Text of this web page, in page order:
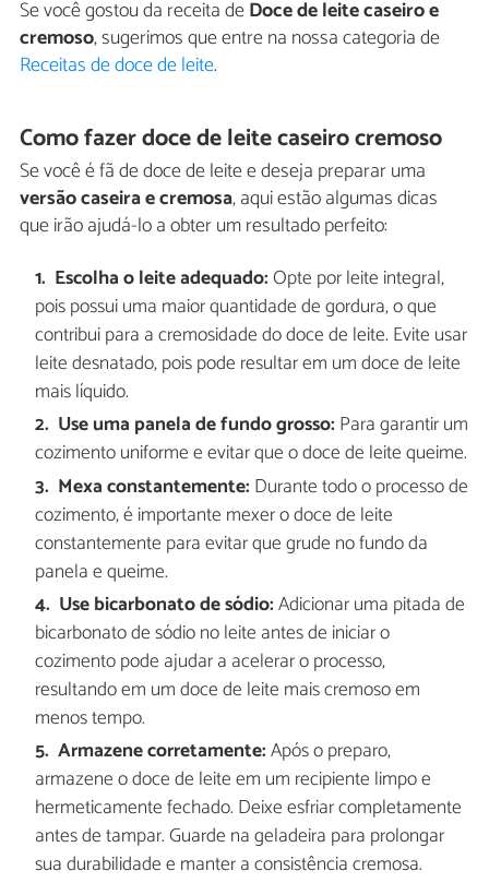
Se você gostou da receita deDoce de leite caseiro e
cremoso, sugerimos que entre na nossa categoria de
Receitas de doce de leite.
Como fazer doce de leite caseiro cremoso
Se você é fã de doce de leite e deseja preparar uma
versão caseira e cremosa, aqui estão algumas dicas
que irão ajudá-lo a obter um resultado perfeito:
Escolha o leite adequado:Opte por leite integral,
pois possui uma maior quantidade de gordura, o que
contribui para a cremosidade do doce de leite. Evite usar
leite desnatado, pois pode resultar em um doce de leite
mais líquido.
Use uma panela de fundo grosso: Para garantir um
cozimento uniforme e evitar que o doce de leite queime.
Mexa constantemente: Durante todo o processo de
cozimento, é importante mexer o doce de leite
constantemente para evitar que grude no fundo da
panela e queime.
Use bicarbonato de sódio:Adicionar uma pitada de
bicarbonato de sódio no leite antes de iniciar o
cozimento pode ajudar a acelerar o processo,
resultando em um doce de leite mais cremoso em
menos tempo.
Armazene corretamente:Após o preparo,
armazene o doce de leite em um recipiente limpo e
hermeticamente fechado. Deixe esfriar completamente
antes de tampar. Guarde na geladeira para prolongar
sua durabilidade e manter a consistência cremosa.